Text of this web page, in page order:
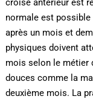
croisé antérieur est
normale est possible
après un mois et
physiques doivent
mois selon le métier
douces comme la
deuxième mois. La